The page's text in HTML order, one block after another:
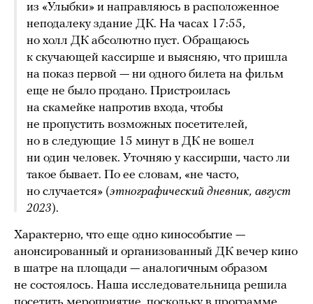
из «Улыбки» и направляюсь в расположенное
неподалеку здание ДК. На часах 17:55,
но холл ДК абсолютно пуст. Обращаюсь
к скучающей кассирше и выясняю, что пришла
на показ первой — ни одного билета на фильм
еще не было продано. Пристроилась
на скамейке напротив входа, чтобы
не пропустить возможных посетителей,
но в следующие 15 минут в ДК не вошел
ни один человек. Уточняю у кассирши, часто ли
такое бывает. По ее словам, «не часто,
но случается» (этнографический дневник, август
2023).
Характерно, что еще одно кинособытие —
анонсированный и организованный ДК вечер кино
в шатре на площади — аналогичным образом
не состоялось. Наша исследовательница решила